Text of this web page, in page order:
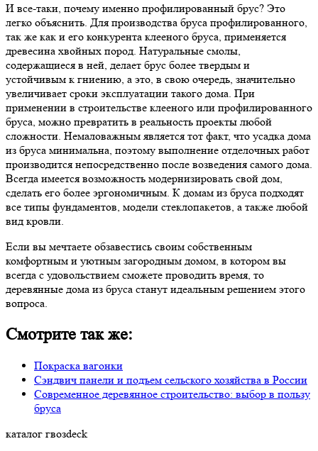
И все-таки, почему именно профилированный брус? Это
легко объяснить. Для производства бруса профилированного,
так же как и его конкурента клееного бруса, применяется
древесина хвойных пород. Натуральные смолы,
содержащиеся в ней, делает брус более твердым и
устойчивым к гниению, а это, в свою очередь, значительно
увеличивает сроки эксплуатации такого дома. При
применении в строительстве клееного или профилированного
бруса, можно превратить в реальность проекты любой
сложности. Немаловажным является тот факт, что усадка дома
из бруса минимальна, поэтому выполнение отделочных работ
производится непосредственно после возведения самого дома.
Всегда имеется возможность модернизировать свой дом,
сделать его более эргономичным. К домам из бруса подходят
все типы фундаментов, модели стеклопакетов, а также любой
вид кровли.
Если вы мечтаете обзавестись своим собственным
комфортным и уютным загородным домом, в котором вы
всегда с удовольствием сможете проводить время, то
деревянные дома из бруса станут идеальным решением этого
вопроса.
Смотрите так же:
Покраска вагонки
Сэндвич панели и подъем сельского хозяйства в России
Современное деревянное строительство: выбор в пользу
бруса
каталог гвозdeck